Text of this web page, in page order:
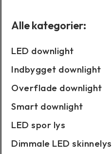
Alle kategorier:
LED downlight
Indbygget downlight
Overflade downlight
Smart downlight
LED spor lys
Dimmale LED skinnelys